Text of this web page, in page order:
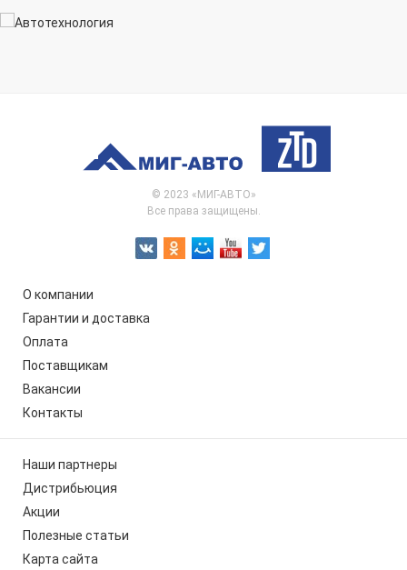
© 2023 «МИГ-АВТО»
Все права защищены.
О компании
Гарантии и доставка
Оплата
Поставщикам
Вакансии
Контакты
Наши партнеры
Дистрибьюция
Акции
Полезные статьи
Карта сайта